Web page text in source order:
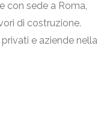
con sede a Roma,
di costruzione.
e aziende nella